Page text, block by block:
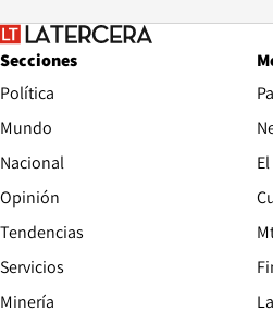
Secciones
Política
Mundo
Nacional
Opinión
Tendencias
Servicios
Minería